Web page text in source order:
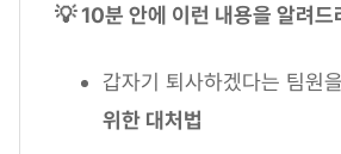
💡 10분 안에 이런 내용을 알려드
갑자기 퇴사하겠다는 팀원
위한 대처법